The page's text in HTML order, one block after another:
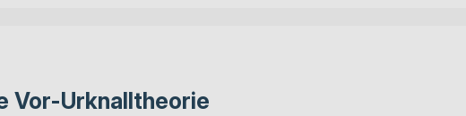
Vor-Urknalltheorie